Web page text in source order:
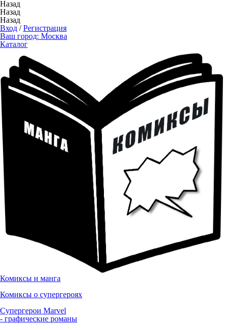
Назад
Назад
Назад
Вход /Регистрация
Ваш город: Москва
Каталог
Комиксы и манга
Комиксы о супергероях
Супергерои Marvel
- графические романы